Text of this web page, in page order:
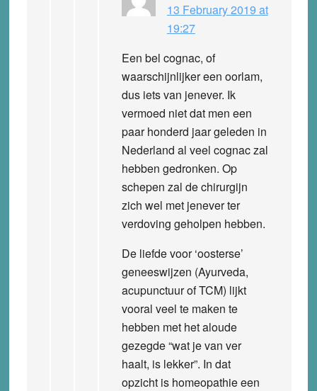
13 February 2019 at
19:27
Een bel cognac, of
waarschijnlijker een oorlam,
dus iets van jenever. Ik
vermoed niet dat men een
paar honderd jaar geleden in
Nederland al veel cognac zal
hebben gedronken. Op
schepen zal de chirurgijn
zich wel met jenever ter
verdoving geholpen hebben.
De liefde voor ‘oosterse’
geneeswijzen (Ayurveda,
acupunctuur of TCM) lijkt
vooral veel te maken te
hebben met het aloude
gezegde “wat je van ver
haalt, is lekker”. In dat
opzicht is homeopathie een